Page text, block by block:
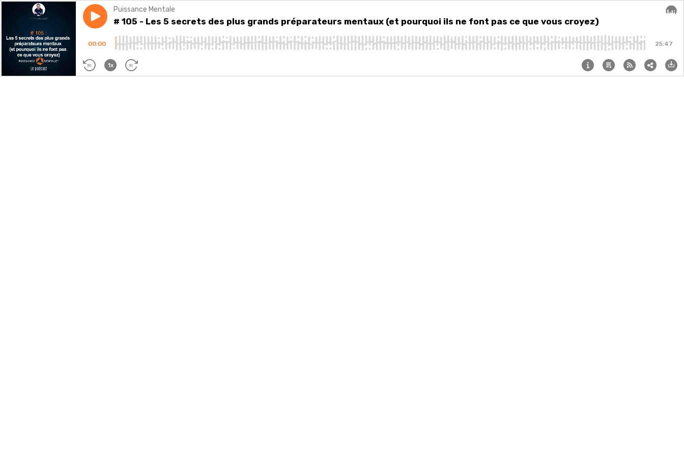
Play episode# 105 - Les 5 secrets des plus grands préparateurs mentaux (et pourquoi ils ne font pas ce que vous croyez)
Puissance Mentale
# 105 - Les 5 secrets des plus grands préparateurs mentaux (et pourquoi ils ne font pas ce que vous croyez)
00:00 25:47
30 1x 30